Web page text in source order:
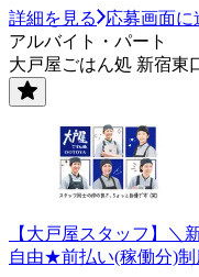
詳細を見る
応募画面に
アルバイト・パート
大戸屋ごはん処 新宿東
【大戸屋スタッフ】
自由★前払い(稼働分)